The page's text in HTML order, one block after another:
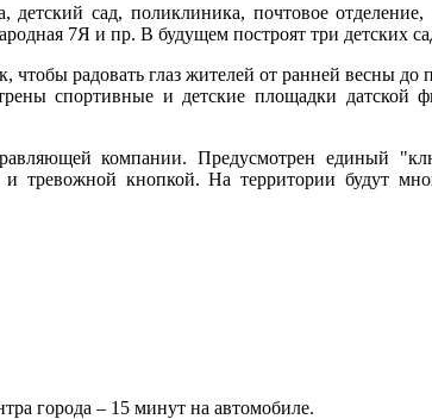
детский сад, поликлиника, почтовое
7Я и пр. В будущем построят три детских
радовать глаз жителей от ранней весны
спортивные и детские площадки датской
компании. Предусмотрен единый
тревожной кнопкой. На территории будут
города – 15 минут на автомобиле.